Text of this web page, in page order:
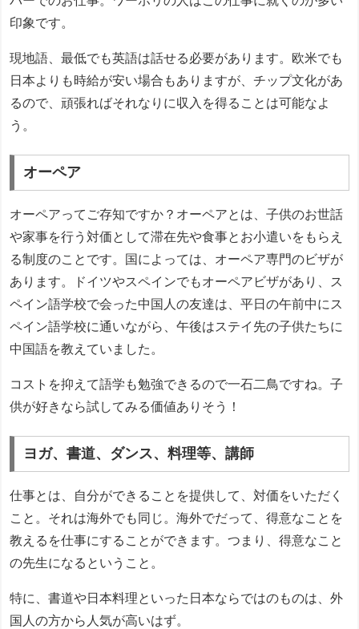
印象です。
現地語、最低でも英語は話せる必要があります。欧米でも
日本よりも時給が安い場合もありますが、チップ文化があ
るので、頑張ればそれなりに収入を得ることは可能なよ
う。
オーペア
オーペアってご存知ですか？オーペアとは、子供のお世話
や家事を行う対価として滞在先や食事とお小遣いをもらえ
る制度のことです。国によっては、オーペア専門のビザが
あります。ドイツやスペインでもオーペアビザがあり、ス
ペイン語学校で会った中国人の友達は、平日の午前中にス
ペイン語学校に通いながら、午後はステイ先の子供たちに
中国語を教えていました。
コストを抑えて語学も勉強できるので一石二鳥ですね。子
供が好きなら試してみる価値ありそう！
ヨガ、書道、ダンス、料理等、講師
仕事とは、自分ができることを提供して、対価をいただく
こと。それは海外でも同じ。海外でだって、得意なことを
教えるを仕事にすることができます。つまり、得意なこと
の先生になるということ。
特に、書道や日本料理といった日本ならではのものは、外
国人の方から人気が高いはず。